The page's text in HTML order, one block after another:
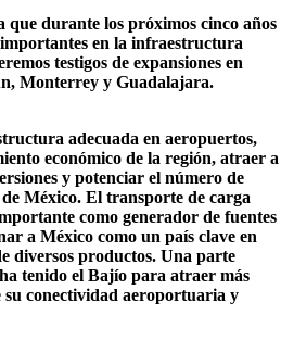
que durante los próximos cinco años
en la infraestructura
testigos de expansiones en
Monterrey y Guadalajara.
adecuada en aeropuertos,
económico de la región, atraer a
y potenciar el número de
México. El transporte de carga
como generador de fuentes
a México como un país clave en
diversos productos. Una parte
tenido el Bajío para atraer más
su conectividad aeroportuaria y